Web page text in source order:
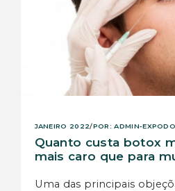
JANEIRO 2022/POR: ADMIN-
Quanto custa botox
mais caro que para
Uma das principais